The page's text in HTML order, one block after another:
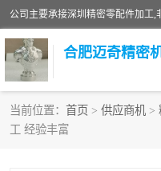
合肥迈奇精密
当前位置： 首页 > 供应商机 >
工 经验丰富
铣床加工